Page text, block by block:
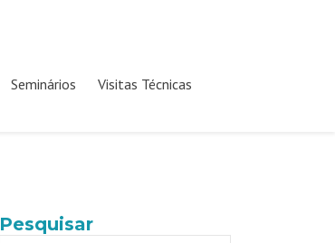
Seminários
Visitas Técnicas
Pesquisar